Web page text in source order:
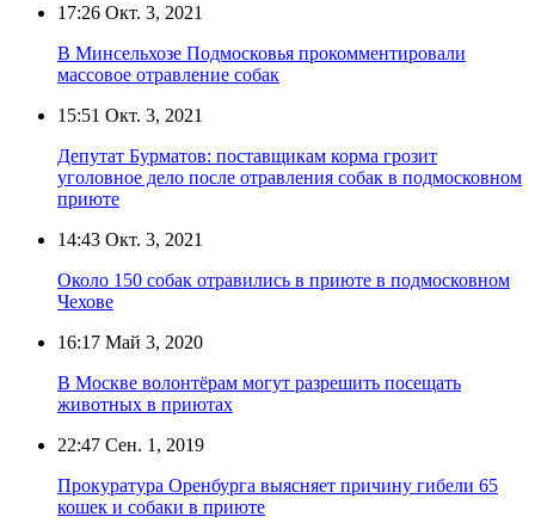
17:26 Окт. 3, 2021
В Минсельхозе Подмосковья прокомментировали
массовое отравление собак
15:51 Окт. 3, 2021
Депутат Бурматов: поставщикам корма грозит
уголовное дело после отравления собак в подмосковном
приюте
14:43 Окт. 3, 2021
Около 150 собак отравились в приюте в подмосковном
Чехове
16:17 Май 3, 2020
В Москве волонтёрам могут разрешить посещать
животных в приютах
22:47 Сен. 1, 2019
Прокуратура Оренбурга выясняет причину гибели 65
кошек и собаки в приюте